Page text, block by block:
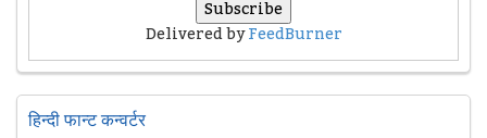
Delivered byFeedBurner
हिन्दी फान्ट कन्वर्टर